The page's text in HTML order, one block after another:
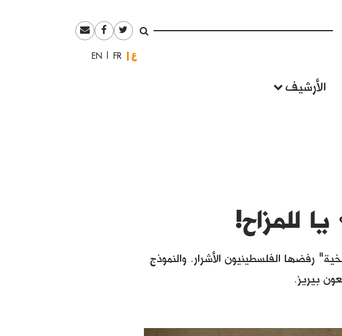
العربيةFrançais
English
الأرشيف
للمزاح!
الفلسطينيون الأشرار. والنموذج
بيريز.